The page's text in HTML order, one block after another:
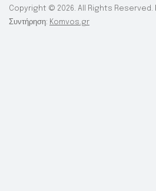
Copyright © 2026. All Rights Reserved.
Συντήρηση: Komvos.gr